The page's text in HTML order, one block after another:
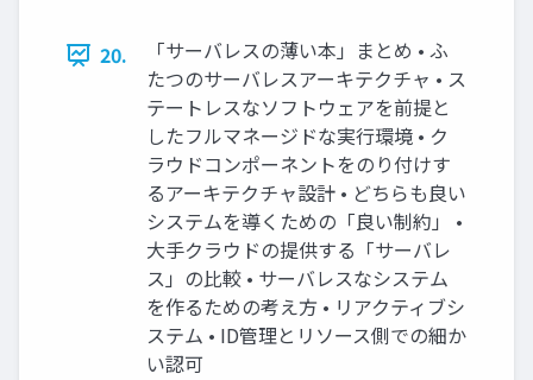
20.
「サーバレスの薄い本」まとめ • ふ
たつのサーバレスアーキテクチャ • ス
テートレスなソフトウェアを前提と
したフルマネージドな実行環境 • ク
ラウドコンポーネントをのり付けす
るアーキテクチャ設計 • どちらも良い
システムを導くための「良い制約」 •
大手クラウドの提供する「サーバレ
ス」の比較 • サーバレスなシステム
を作るための考え方 • リアクティブシ
ステム • ID管理とリソース側での細か
い認可